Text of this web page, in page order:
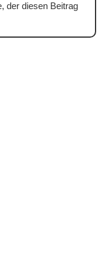
der diesen Beitrag